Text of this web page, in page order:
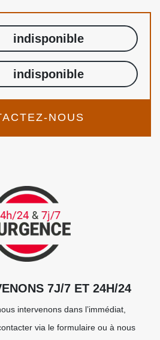
indisponible
indisponible
NOUS
7J/7 ET 24H/24
intervenons dans l’immédiat,
via le formulaire ou à nous